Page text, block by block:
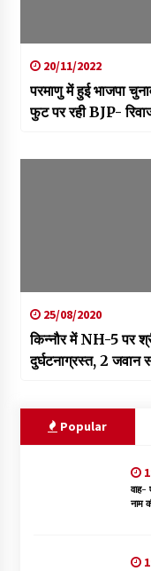
20/11/2022
परमाणु में हुई भाजपा
फुट पर रही BJP-
25/08/2020
किन्नौर में NH-5 पर
दुर्घटनाग्रस्त, 2
Popular
वाह-
नाम